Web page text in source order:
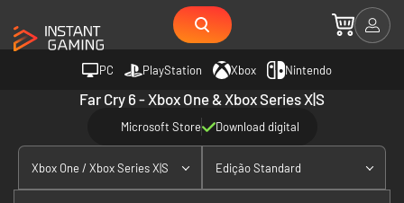
PC PlayStation Xbox Nintendo
Far Cry 6 - Xbox One & Xbox Series X|S
Microsoft Store Download digital
Xbox One / Xbox Series X|S Edição Standard